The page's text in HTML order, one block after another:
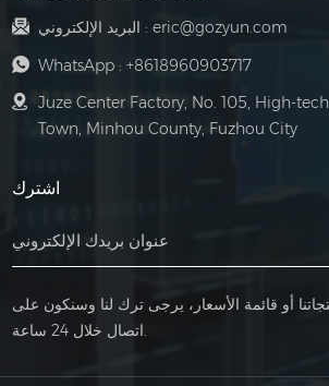
البريد الإلكتروني : eric@gozyun.com
WhatsApp : +8618960903717
Juze Center Factory, No. 105, High-
Town, Minhou County, Fuzhou City
اشترك
أو قائمة الأسعار، يرجى ترك لنا وسنكون على